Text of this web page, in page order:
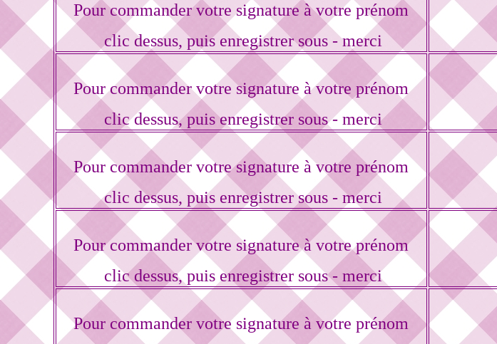
Pour commander votre signature à votre prénom
clic dessus, puis enregistrer sous - merci
Pour commander votre signature à votre prénom
clic dessus, puis enregistrer sous - merci
Pour commander votre signature à votre prénom
clic dessus, puis enregistrer sous - merci
Pour commander votre signature à votre prénom
clic dessus, puis enregistrer sous - merci
Pour commander votre signature à votre prénom